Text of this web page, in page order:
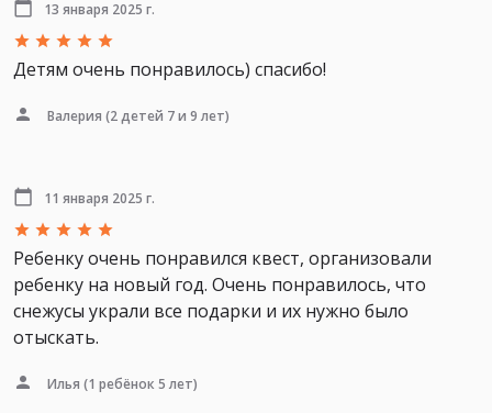
13 января 2025 г.
Детям очень понравилось) спасибо!
Валерия (2 детей 7 и 9 лет)
11 января 2025 г.
Ребенку очень понравился квест, организовали
ребенку на новый год. Очень понравилось, что
снежусы украли все подарки и их нужно было
отыскать.
Илья (1 ребёнок 5 лет)